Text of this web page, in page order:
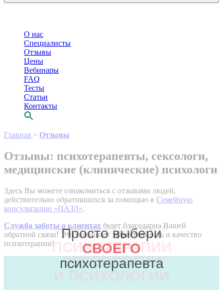
О нас
Специалисты
Отзывы
Цены
Вебинары
FAQ
Тесты
Статьи
Контакты
Перейти
содержимому
МЕДИЦИНСКИЙ ЦЕНТР
ПСИХОТЕРАПИИ
СЕКСОЛОГИИ
И ПСИХОЛОГИИ
Просто выбери
СВОЕГО
психотерапевта
Главная > Отзывы
Отзывы: психотерапевты, сексологи,
медицинские (клинические) психологи
Здесь Вы можете ознакомиться с отзывами людей,
действительно обратившихся за помощью в Семейную
консультацию «ПАЗЛ».
Служба заботы о клиентах будет благодарна Вашей
обратной связи! Это повышает эффективность и качество
психотерапии!